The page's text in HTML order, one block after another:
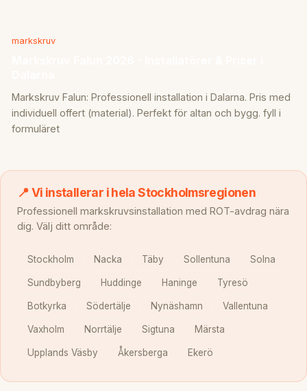
markskruv
Markskruv Falun: Professionell installation i Dalarna. Pris med
individuell offert (material). Perfekt för altan och bygg. fyll i
formuläret
📍 Vi installerar i hela Stockholmsregionen
Professionell markskruvsinstallation med ROT-avdrag nära
dig. Välj ditt område:
Stockholm Nacka Täby Sollentuna Solna
Sundbyberg Huddinge Haninge Tyresö
Botkyrka Södertälje Nynäshamn Vallentuna
Vaxholm Norrtälje Sigtuna Märsta
Upplands Väsby Åkersberga Ekerö